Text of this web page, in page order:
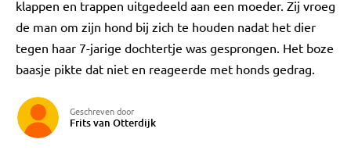
klappen en trappen uitgedeeld aan een moeder. Zij vroeg
de man om zijn hond bij zich te houden nadat het dier
tegen haar 7-jarige dochtertje was gesprongen. Het boze
baasje pikte dat niet en reageerde met honds gedrag.
Geschreven door
Frits van Otterdijk